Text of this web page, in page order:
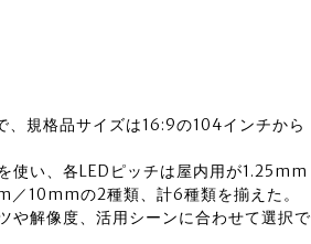
、規格品サイズは16:9の104インチから
使い、各LEDピッチは屋内用が1.25mm
10mmの2種類、計6種類を揃えた。
や解像度、活用シーンに合わせて選択で